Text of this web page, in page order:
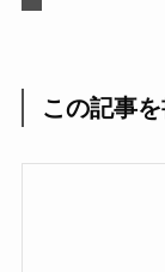
この記事